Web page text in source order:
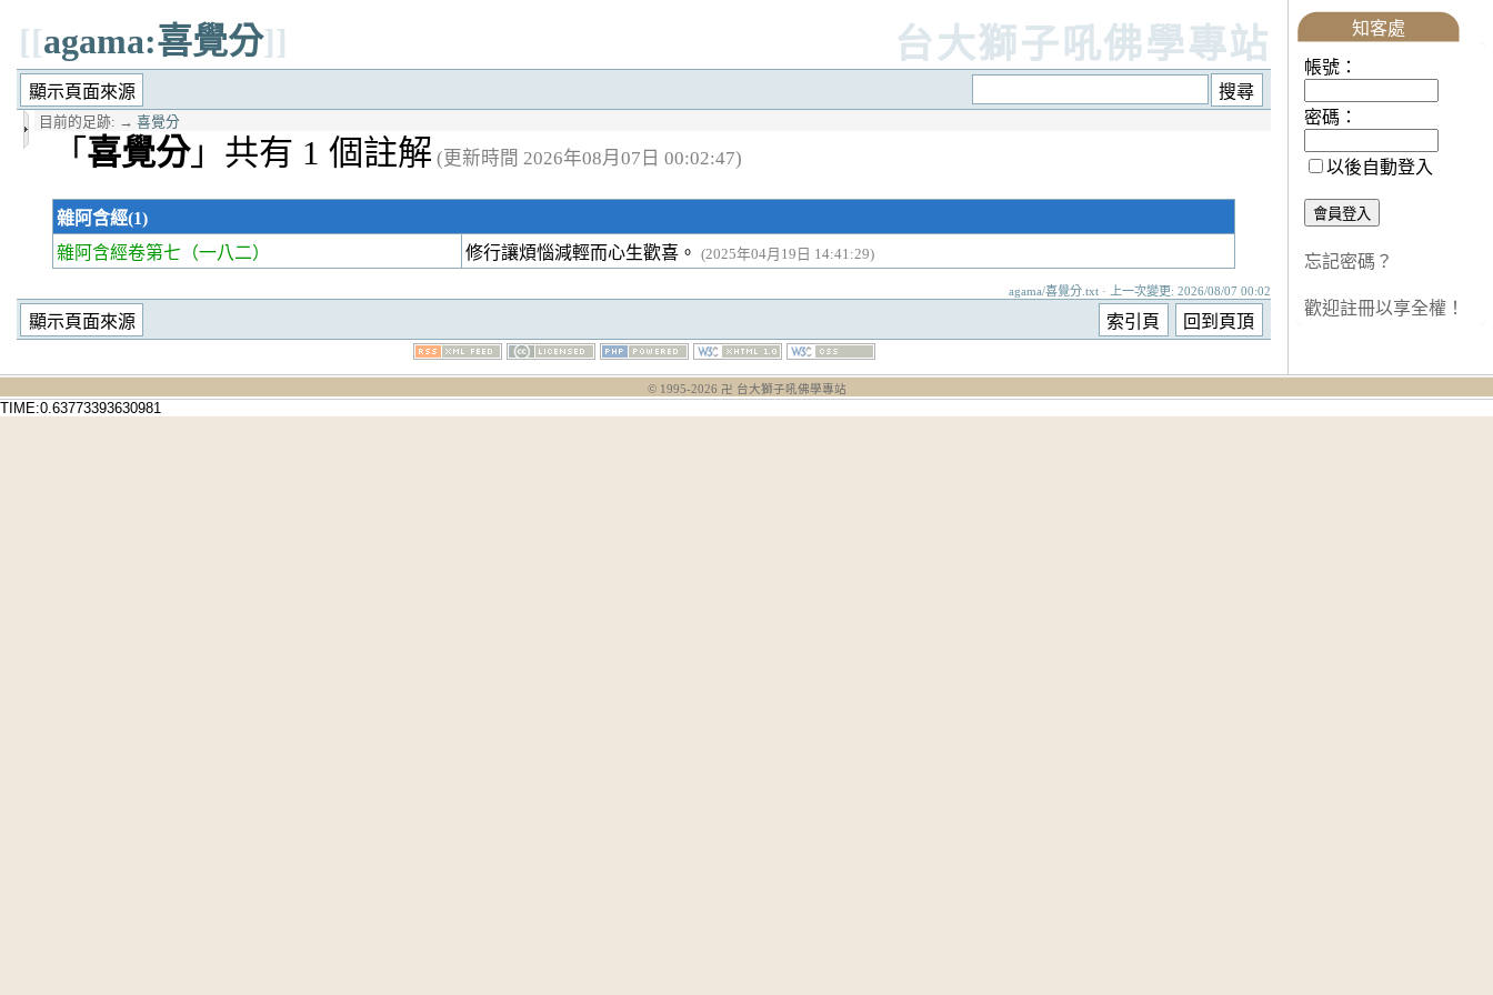
[[agama:喜覺分]] 台大獅子吼佛學專站
目前的足跡: → 喜覺分
「 喜覺分」共有 1 個註解 (更新時間 2026年08月07日 00:02:47)
雜阿含經(1)
雜阿含經卷第七 （一八二） 修行讓煩惱減輕而心生歡喜。 (2025年04月19日 14:41:29)
agama/喜覺分.txt · 上一次變更: 2026/08/07 00:02
知客處
帳號：
密碼：
以後自動登入
忘記密碼？
歡迎註冊以享全權！
© 1995-2026 卍 台大獅子吼佛學專站
TIME:0.63773393630981